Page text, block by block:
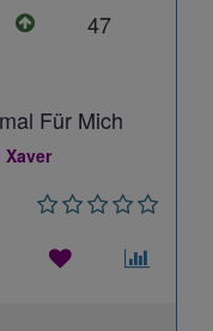
47
Für Mich